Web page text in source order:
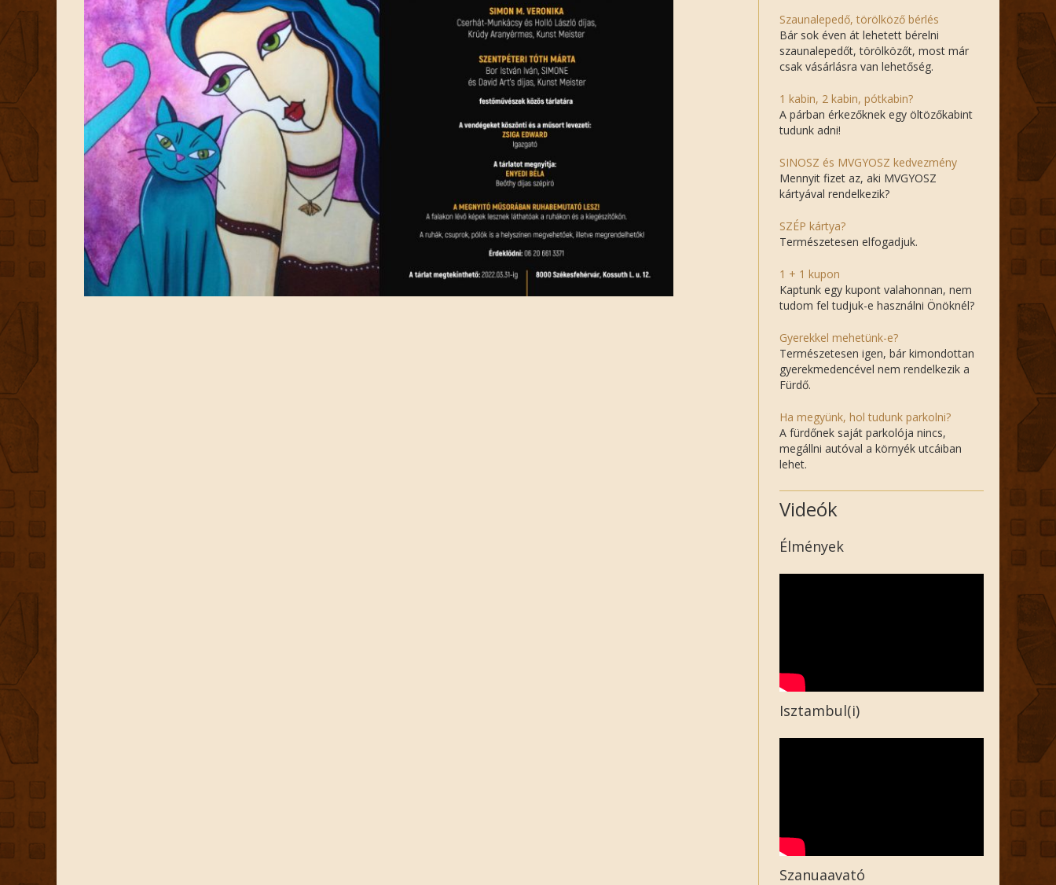
Szaunalepedő, törölköző bérlés
Bár sok éven át lehetett bérelni
szaunalepedőt, törölközőt, most már
csak vásárlásra van lehetőség.
1 kabin, 2 kabin, pótkabin?
A párban érkezőknek egy öltözőkabint
tudunk adni!
SINOSZ és MVGYOSZ kedvezmény
Mennyit fizet az, aki MVGYOSZ
kártyával rendelkezik?
SZÉP kártya?
Természetesen elfogadjuk.
1 + 1 kupon
Kaptunk egy kupont valahonnan, nem
tudom fel tudjuk-e használni Önöknél?
Gyerekkel mehetünk-e?
Természetesen igen, bár kimondottan
gyerekmedencével nem rendelkezik a
Fürdő.
Ha megyünk, hol tudunk parkolni?
A fürdőnek saját parkolója nincs,
megállni autóval a környék utcáiban
lehet.
Videók
Élmények
Isztambul(i)
Szanuaavató